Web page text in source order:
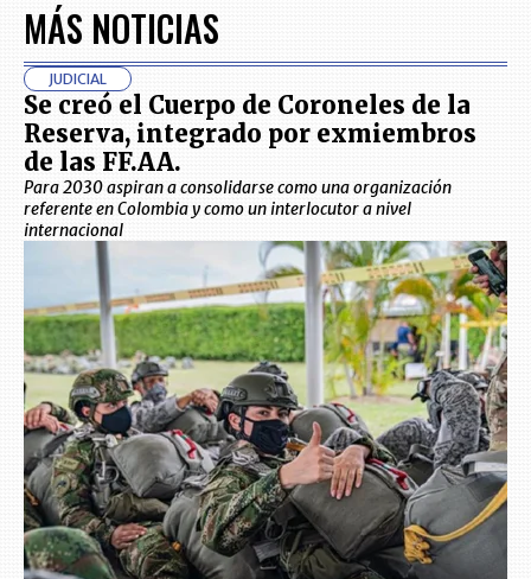
MÁS NOTICIAS
JUDICIAL
Se creó el Cuerpo de Coroneles de la
Reserva, integrado por exmiembros
de las FF.AA.
Para 2030 aspiran a consolidarse como una organización
referente en Colombia y como un interlocutor a nivel
internacional